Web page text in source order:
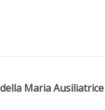
Maria Ausiliatrice